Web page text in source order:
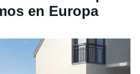
en Europa